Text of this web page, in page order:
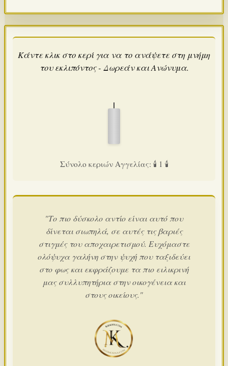
Κάντε κλικ στο κερί για να το ανάψετε στη μνήμη
του εκλιπόντος - Δωρεάν και Ανώνυμα.
Σύνολο κεριών Αγγελίας: 🕯️ 1 🕯️
"Το πιο δύσκολο αντίο είναι αυτό που
δίνεται σιωπηλά, σε αυτές τις βαριές
στιγμές του αποχαιρετισμού. Ευχόμαστε
ολόψυχα γαλήνη στην ψυχή που ταξιδεύει
στο φως και εκφράζουμε τα πιο ειλικρινή
μας συλλυπητήρια στην οικογένεια και
στους οικείους."